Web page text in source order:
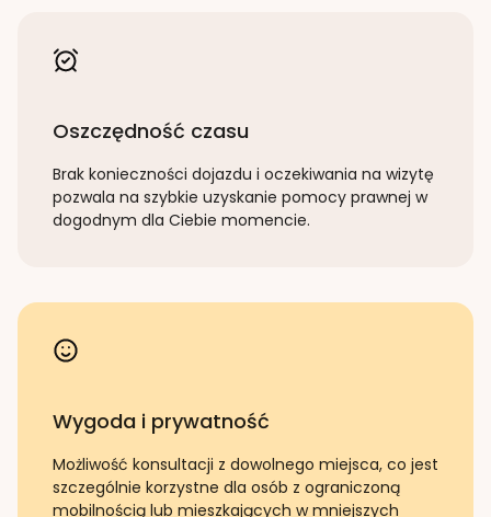
Oszczędność czasu
Brak konieczności dojazdu i oczekiwania na wizytę
pozwala na szybkie uzyskanie pomocy prawnej w
dogodnym dla Ciebie momencie.
Wygoda i prywatność
Możliwość konsultacji z dowolnego miejsca, co jest
szczególnie korzystne dla osób z ograniczoną
mobilnością lub mieszkających w mniejszych